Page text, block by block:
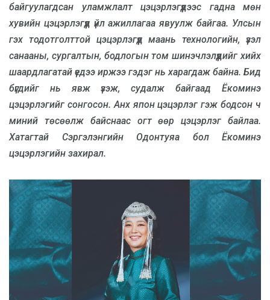
байгуулагдсан уламжлалт цэцэрлэгүүдээс гадна мөн
хувийн цэцэрлэгүүд үйл ажиллагаа явуулж байгаа. Улсын
гэх тодотголттой цэцэрлэгүүд маань технологийн, үзэл
санааны, сургалтын, бодлогын том шинэчлэлүүдийг хийх
шаардлагатай үедээ иржээ гэдэг нь харагдаж байна. Бид
бүгдийг нь явж үзэж, судалж байгаад Ёкоминэ
цэцэрлэгийг сонгосон. Анх япон цэцэрлэг гэж бодсон ч
миний төсөөлж байснаас огт өөр цэцэрлэг байлаа.
Хатагтай Сэргэлэнгийн Одонтуяа бол Ёкоминэ
цэцэрлэгийн захирал.